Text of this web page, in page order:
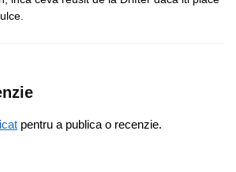
pentru a publica o recenzie.